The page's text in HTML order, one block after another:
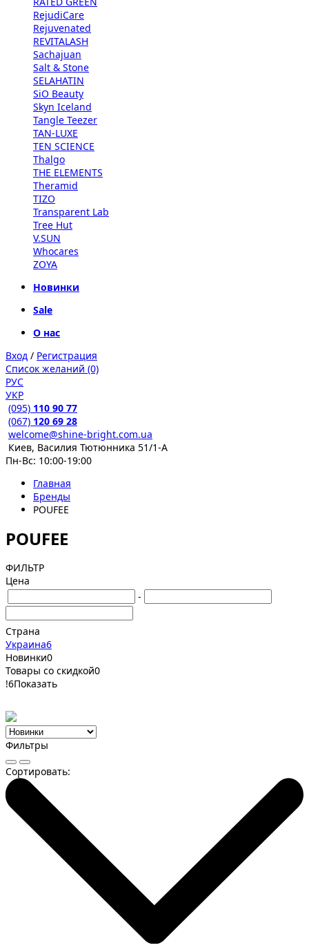
RejudiCare
Rejuvenated
REVITALASH
Sachajuan
Salt & Stone
SELAHATIN
SiO Beauty
Skyn Iceland
Tangle Teezer
TAN-LUXE
TEN SCIENCE
Thalgo
THE ELEMENTS
Theramid
TIZO
Transparent Lab
Tree Hut
V.SUN
Whocares
ZOYA
Новинки
Sale
О нас
Вход / Регистрация
Список желаний (0)
РУС
УКР
(095) 110 90 77
(067) 120 69 28
welcome@shine-bright.com.ua
Киев, Василия Тютюнника 51/1-А
Пн-Вс: 10:00-19:00
Главная
Бренды
POUFEE
POUFEE
ФИЛЬТР
Цена
-
Страна
Украина6
Новинки0
Товары со скидкой0
!6Показать
Фильтры
Сортировать: